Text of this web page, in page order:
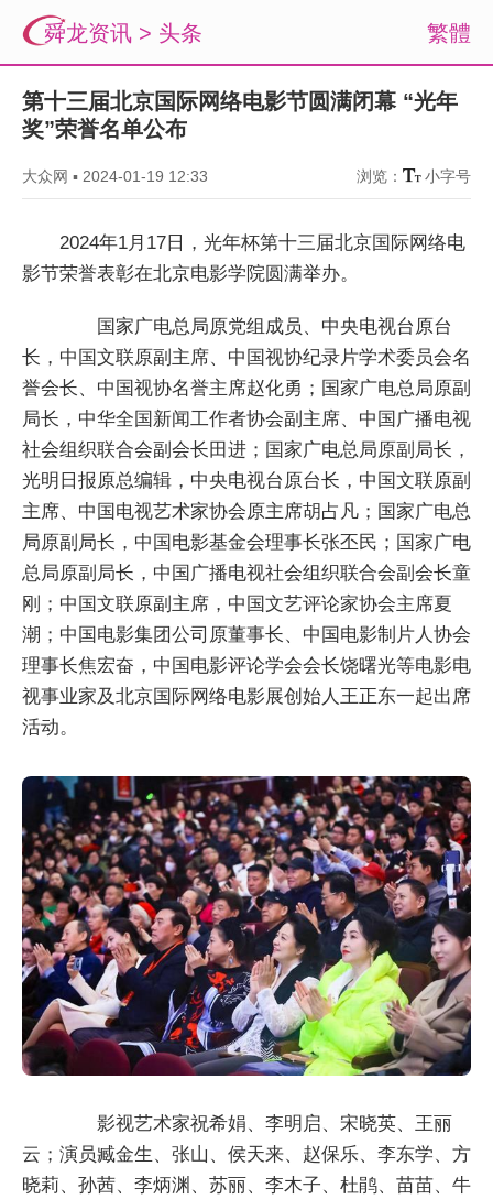
繁體
舜龙资讯 > 头条
第十三届北京国际网络电影节圆满闭幕 “光年
奖”荣誉名单公布
大众网 ▪ 2024-01-19 12:33 浏览： 小字号
2024年1月17日，光年杯第十三届北京国际网络电
影节荣誉表彰在北京电影学院圆满举办。
国家广电总局原党组成员、中央电视台原台
长，中国文联原副主席、中国视协纪录片学术委员会名
誉会长、中国视协名誉主席赵化勇；国家广电总局原副
局长，中华全国新闻工作者协会副主席、中国广播电视
社会组织联合会副会长田进；国家广电总局原副局长，
光明日报原总编辑，中央电视台原台长，中国文联原副
主席、中国电视艺术家协会原主席胡占凡；国家广电总
局原副局长，中国电影基金会理事长张丕民；国家广电
总局原副局长，中国广播电视社会组织联合会副会长童
刚；中国文联原副主席，中国文艺评论家协会主席夏
潮；中国电影集团公司原董事长、中国电影制片人协会
理事长焦宏奋，中国电影评论学会会长饶曙光等电影电
视事业家及北京国际网络电影展创始人王正东一起出席
活动。
影视艺术家祝希娟、李明启、宋晓英、王丽
云；演员臧金生、张山、侯天来、赵保乐、李东学、方
晓莉、孙茜、李炳渊、苏丽、李木子、杜鹃、苗苗、牛